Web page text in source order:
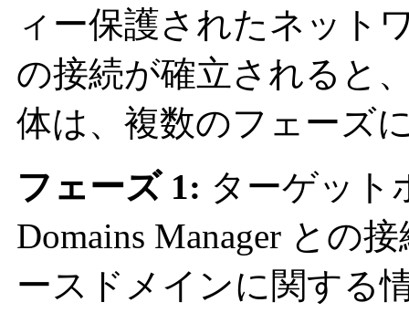
ィー保護されたネット
の接続が確立されると
体は、複数のフェーズ
フェーズ 1: ターゲット
Domains Manager との
ースドメインに関する